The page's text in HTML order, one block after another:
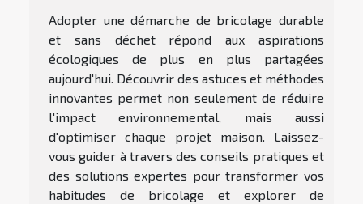
Adopter une démarche de bricolage durable
et sans déchet répond aux aspirations
écologiques de plus en plus partagées
aujourd'hui. Découvrir des astuces et méthodes
innovantes permet non seulement de réduire
l'impact environnemental, mais aussi
d'optimiser chaque projet maison. Laissez-
vous guider à travers des conseils pratiques et
des solutions expertes pour transformer vos
habitudes de bricolage et explorer de